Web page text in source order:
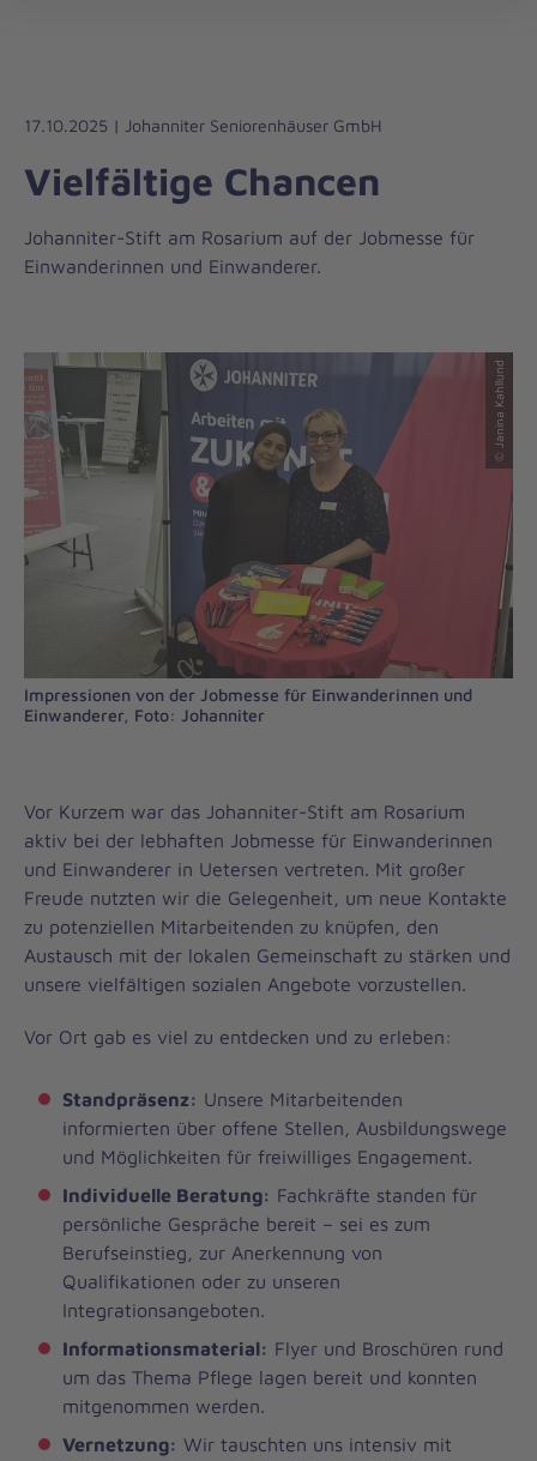
17.10.2025 | Johanniter Seniorenhäuser GmbH
Vielfältige Chancen
Johanniter-Stift am Rosarium auf der Jobmesse für
Einwanderinnen und Einwanderer.
© Janina Kahllund
Impressionen von der Jobmesse für Einwanderinnen und
Einwanderer, Foto: Johanniter
Vor Kurzem war das Johanniter-Stift am Rosarium
aktiv bei der lebhaften Jobmesse für Einwanderinnen
und Einwanderer in Uetersen vertreten. Mit großer
Freude nutzten wir die Gelegenheit, um neue Kontakte
zu potenziellen Mitarbeitenden zu knüpfen, den
Austausch mit der lokalen Gemeinschaft zu stärken und
unsere vielfältigen sozialen Angebote vorzustellen.
Vor Ort gab es viel zu entdecken und zu erleben:
Standpräsenz: Unsere Mitarbeitenden
informierten über offene Stellen, Ausbildungswege
und Möglichkeiten für freiwilliges Engagement.
Individuelle Beratung: Fachkräfte standen für
persönliche Gespräche bereit – sei es zum
Berufseinstieg, zur Anerkennung von
Qualifikationen oder zu unseren
Integrationsangeboten.
Informationsmaterial: Flyer und Broschüren rund
um das Thema Pflege lagen bereit und konnten
mitgenommen werden.
Vernetzung: Wir tauschten uns intensiv mit